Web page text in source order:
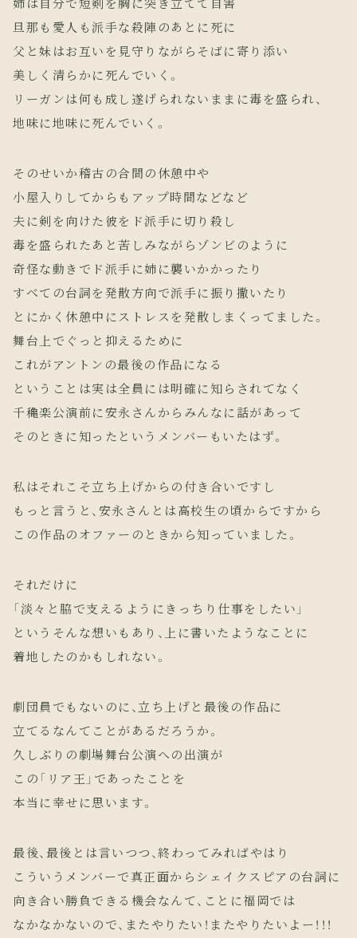
旦那も愛人も派手な殺陣のあとに死に
父と妹はお互いを見守りながらそばに寄り添い
美しく清らかに死んでいく。
リーガンは何も成し遂げられないままに毒を盛られ、
地味に地味に死んでいく。
そのせいか稽古の合間の休憩中や
小屋入りしてからもアップ時間などなど
夫に剣を向けた彼をド派手に切り殺し
毒を盛られたあと苦しみながらゾンビのように
奇怪な動きでド派手に姉に襲いかかったり
すべての台詞を発散方向で派手に振り撒いたり
とにかく休憩中にストレスを発散しまくってました。
舞台上でぐっと抑えるために
これがアントンの最後の作品になる
ということは実は全員には明確に知らされてなく
千穐楽公演前に安永さんからみんなに話があって
そのときに知ったというメンバーもいたはず。
私はそれこそ立ち上げからの付き合いですし
もっと言うと、安永さんとは高校生の頃からですから
この作品のオファーのときから知っていました。
それだけに
「淡々と脇で支えるようにきっちり仕事をしたい」
というそんな想いもあり、上に書いたようなことに
着地したのかもしれない。
劇団員でもないのに、立ち上げと最後の作品に
立てるなんてことがあるだろうか。
久しぶりの劇場舞台公演への出演が
この「リア王」であったことを
本当に幸せに思います。
最後、最後とは言いつつ、終わってみればやはり
こういうメンバーで真正面からシェイクスピアの台詞に
向き合い勝負できる機会なんて、ことに福岡では
なかなかないので、またやりたい！またやりたいよー！！！